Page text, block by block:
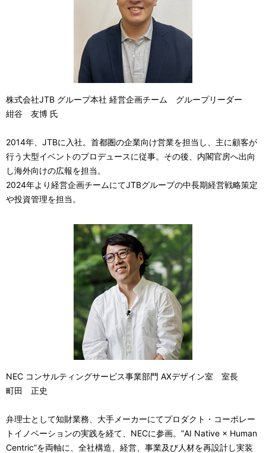
株式会社JTB グループ本社 経営企画チーム グループリーダー
紺谷 友博 氏
2014年、JTBに入社。首都圏の企業向け営業を担当し、主に顧客が
行う大型イベントのプロデュースに従事。その後、内閣官房へ出向
し海外向けの広報を担当。
2024年より経営企画チームにてJTBグループの中長期経営戦略策定
や投資管理を担当。
NEC コンサルティングサービス事業部門 AXデザイン室 室長
町田 正史
弁理士として知財業務、大手メーカーにてプロダクト・コーポレー
トイノベーションの実践を経て、NECに参画。”AI Native × Human
Centric”を両軸に、全社構造、経営、事業及び人材を再設計し実装